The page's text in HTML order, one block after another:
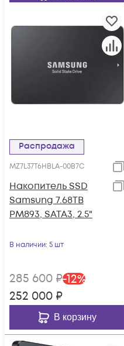
Распродажа
MZ7L37T6HBLA-00B7C
Накопитель SSD
Samsung 7.68TB
PM893, SATA3, 2.5"
В наличии: 5 шт
285 600 ₽-12%
252 000 ₽
В корзину